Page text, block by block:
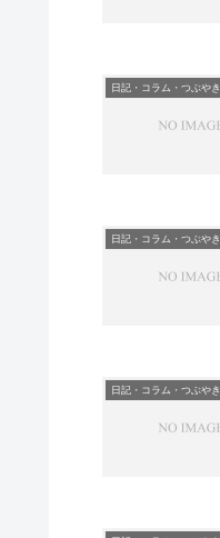
日記・コラム・つぶやき
日記・コラム・つぶやき
日記・コラム・つぶやき